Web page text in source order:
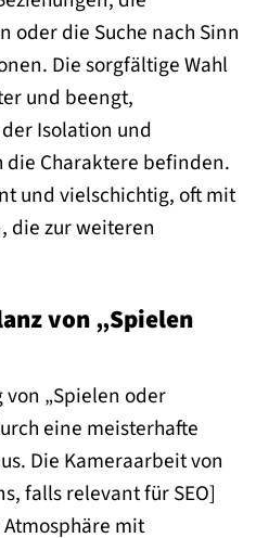
oder die Suche nach Sinn
Die sorgfältige Wahl
und beengt,
Isolation und
Charaktere befinden.
und vielschichtig, oft mit
die zur weiteren
von „Spielen
„Spielen oder
eine meisterhafte
Die Kameraarbeit von
falls relevant für SEO]
mit